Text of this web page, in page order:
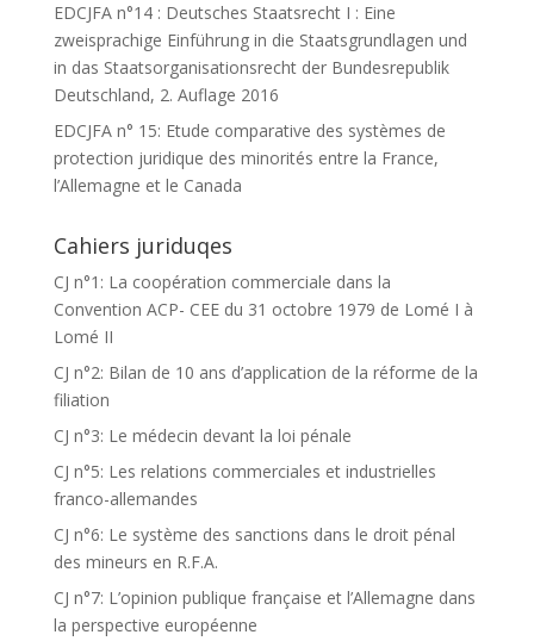
EDCJFA n°14 : Deutsches Staatsrecht I : Eine
zweisprachige Einführung in die Staatsgrundlagen und
in das Staatsorganisationsrecht der Bundesrepublik
Deutschland, 2. Auflage 2016
EDCJFA n° 15: Etude comparative des systèmes de
protection juridique des minorités entre la France,
l’Allemagne et le Canada
Cahiers juriduqes
CJ n°1: La coopération commerciale dans la
Convention ACP- CEE du 31 octobre 1979 de Lomé I à
Lomé II
CJ n°2: Bilan de 10 ans d’application de la réforme de la
filiation
CJ n°3: Le médecin devant la loi pénale
CJ n°5: Les relations commerciales et industrielles
franco-allemandes
CJ n°6: Le système des sanctions dans le droit pénal
des mineurs en R.F.A.
CJ n°7: L’opinion publique française et l’Allemagne dans
la perspective européenne